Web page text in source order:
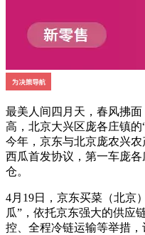
最美人间四月天，春风拂
高，北京大兴区庞各庄镇的
今年，京东与北京庞农兴
西瓜首发协议，第一车庞
仓。
4月19日，京东买菜（北京
瓜”，依托京东强大的供应
控、全程冷链运输等举措